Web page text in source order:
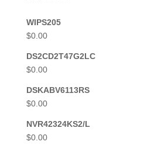
WIPS205
$0.00
DS2CD2T47G2LC
$0.00
DSKABV6113RS
$0.00
NVR42324KS2/L
$0.00